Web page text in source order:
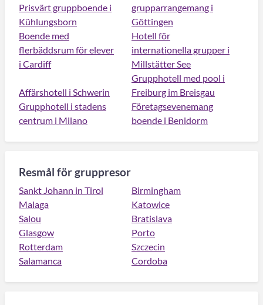
Prisvärt gruppboende i
Kühlungsborn
grupparrangemang i
Göttingen
Boende med
flerbäddsrum för elever
i Cardiff
Hotell för
internationella grupper i
Millstätter See
Affärshotell i Schwerin
Grupphotell med pool i
Freiburg im Breisgau
Grupphotell i stadens
centrum i Milano
Företagsevenemang
boende i Benidorm
Resmål för gruppresor
Sankt Johann in Tirol
Birmingham
Malaga
Katowice
Salou
Bratislava
Glasgow
Porto
Rotterdam
Szczecin
Salamanca
Cordoba